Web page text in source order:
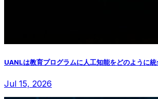
UANLは教育プログラムに人工知能をどのように統
Jul 15, 2026